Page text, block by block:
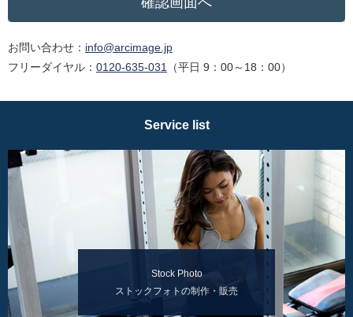
お問い合わせ： info@arcimage.jp
フリーダイヤル： 0120-635-031 （平日 9：00～18：00）
Service list
Stock Photo
ストックフォトの制作・販売